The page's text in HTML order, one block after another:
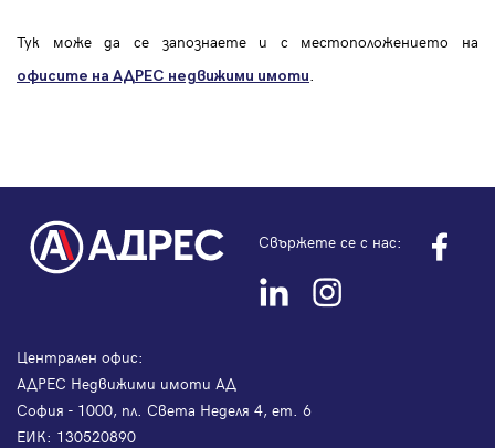
Тук може да се запознаете и с местоположението на
офисите на АДРЕС недвижими имоти.
Свържете се с нас:
Централен офис:
АДРЕС Недвижими имоти АД
София - 1000, пл. Света Неделя 4, ет. 6
ЕИК: 130520890